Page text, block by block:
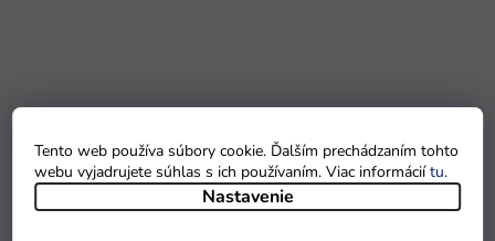
Tento web používa súbory cookie. Ďalším prechádzaním tohto
webu vyjadrujete súhlas s ich používaním. Viac informáciítu.
Nastavenie